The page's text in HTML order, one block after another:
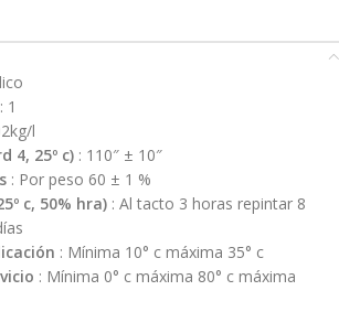
: 1
l
4, 25º c) : 110″ ± 10″
: Por peso 60 ± 1 %
c, 50% hra) : Al tacto 3 horas repintar 8
: Mínima 10° c máxima 35° c
: Mínima 0° c máxima 80° c máxima